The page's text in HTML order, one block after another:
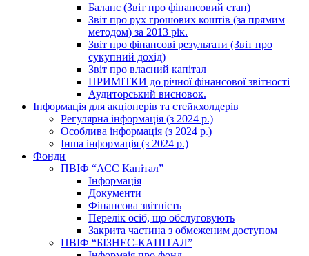
Баланс (Звіт про фінансовий стан)
Звіт про рух грошових коштів (за прямим
методом) за 2013 рік.
Звіт про фінансові результати (Звіт про
сукупний дохід)
Звіт про власний капітал
ПРИМІТКИ до річної фінансової звітності
Аудиторський висновок.
Інформація для акціонерів та стейкхолдерів
Регулярна інформація (з 2024 р.)
Особлива інформація (з 2024 р.)
Інша інформація (з 2024 р.)
Фонди
ПВІФ “АСС Капітал”
Інформація
Документи
Фінансова звітність
Перелік осіб, що обслуговують
Закрита частина з обмеженим доступом
ПВІФ “БІЗНЕС-КАПІТАЛ”